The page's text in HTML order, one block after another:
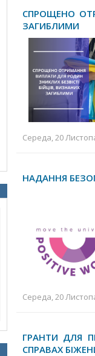
СПРОЩЕНО
ЗАГИБЛИМИ
Середа, 20
НАДАННЯ
Середа, 20
ГРАНТИ ДЛЯ
СПРАВАХ